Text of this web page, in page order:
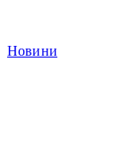
Новини